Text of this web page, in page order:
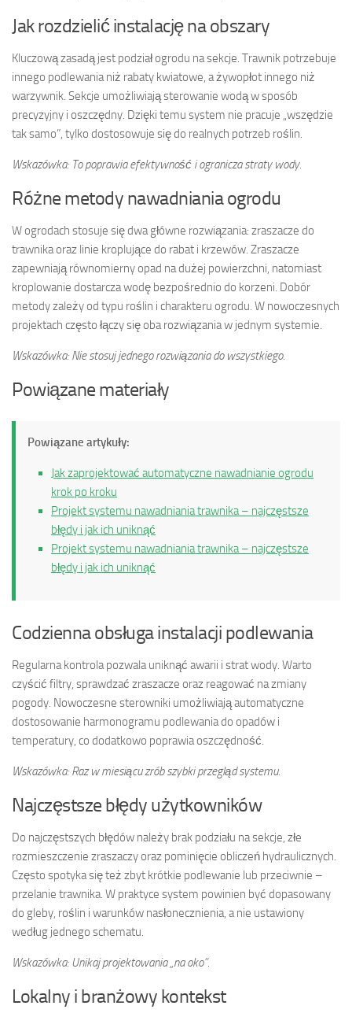
Jak rozdzielić instalację na obszary
Kluczową zasadą jest podział ogrodu na sekcje. Trawnik potrzebuje
innego podlewania niż rabaty kwiatowe, a żywopłot innego niż
warzywnik. Sekcje umożliwiają sterowanie wodą w sposób
precyzyjny i oszczędny. Dzięki temu system nie pracuje „wszędzie
tak samo”, tylko dostosowuje się do realnych potrzeb roślin.
Wskazówka: To poprawia efektywność i ogranicza straty wody.
Różne metody nawadniania ogrodu
W ogrodach stosuje się dwa główne rozwiązania: zraszacze do
trawnika oraz linie kroplujące do rabat i krzewów. Zraszacze
zapewniają równomierny opad na dużej powierzchni, natomiast
kroplowanie dostarcza wodę bezpośrednio do korzeni. Dobór
metody zależy od typu roślin i charakteru ogrodu. W nowoczesnych
projektach często łączy się oba rozwiązania w jednym systemie.
Wskazówka: Nie stosuj jednego rozwiązania do wszystkiego.
Powiązane materiały
Powiązane artykuły:
Jak zaprojektować automatyczne nawadnianie ogrodu
krok po kroku
Projekt systemu nawadniania trawnika – najczęstsze
błędy i jak ich uniknąć
Projekt systemu nawadniania trawnika – najczęstsze
błędy i jak ich uniknąć
Codzienna obsługa instalacji podlewania
Regularna kontrola pozwala uniknąć awarii i strat wody. Warto
czyścić filtry, sprawdzać zraszacze oraz reagować na zmiany
pogody. Nowoczesne sterowniki umożliwiają automatyczne
dostosowanie harmonogramu podlewania do opadów i
temperatury, co dodatkowo poprawia oszczędność.
Wskazówka: Raz w miesiącu zrób szybki przegląd systemu.
Najczęstsze błędy użytkowników
Do najczęstszych błędów należy brak podziału na sekcje, złe
rozmieszczenie zraszaczy oraz pominięcie obliczeń hydraulicznych.
Często spotyka się też zbyt krótkie podlewanie lub przeciwnie –
przelanie trawnika. W praktyce system powinien być dopasowany
do gleby, roślin i warunków nasłonecznienia, a nie ustawiony
według jednego schematu.
Wskazówka: Unikaj projektowania „na oko”.
Lokalny i branżowy kontekst